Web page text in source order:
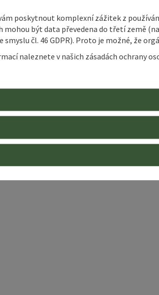
poskytnout komplexní zážitek z
mohou být data převedena do třetí země
smyslu čl. 46 GDPR). Proto je možné, že
naleznete v našich zásadách ochrany